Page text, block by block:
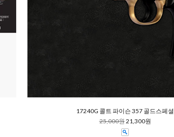
17240G 콜트 파이슨 357 골드스페셜
25,000원21,300원